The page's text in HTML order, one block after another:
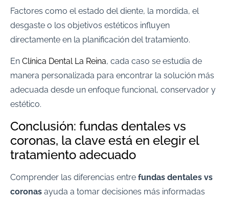
Factores como el estado del diente, la mordida, el
desgaste o los objetivos estéticos influyen
directamente en la planificación del tratamiento.
En Clínica Dental La Reina, cada caso se estudia de
manera personalizada para encontrar la solución más
adecuada desde un enfoque funcional, conservador y
estético.
Conclusión: fundas dentales vs
coronas, la clave está en elegir el
tratamiento adecuado
Comprender las diferencias entre fundas dentales vs
coronas ayuda a tomar decisiones más informadas